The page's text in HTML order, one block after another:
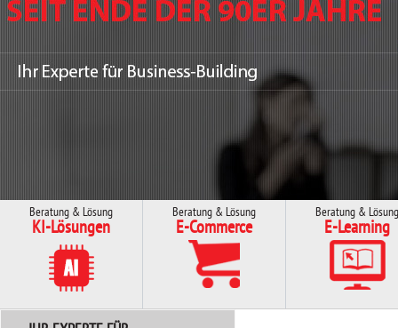
Beratung & Lösung
KI-Lösungen
Beratung & Lösung
E-Commerce
Beratung & Lösung
E-Learning